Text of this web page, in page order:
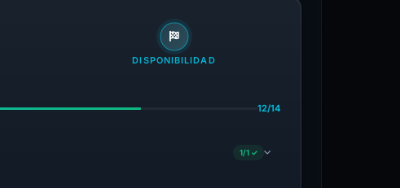
DISPONIBILIDAD
12/14
1/1 ✓